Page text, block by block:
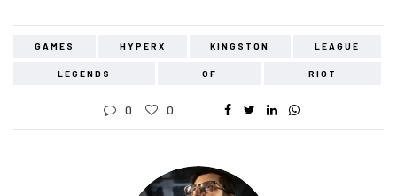
GAMES HYPERX KINGSTON LEAGUE
LEGENDS OF RIOT
0 0